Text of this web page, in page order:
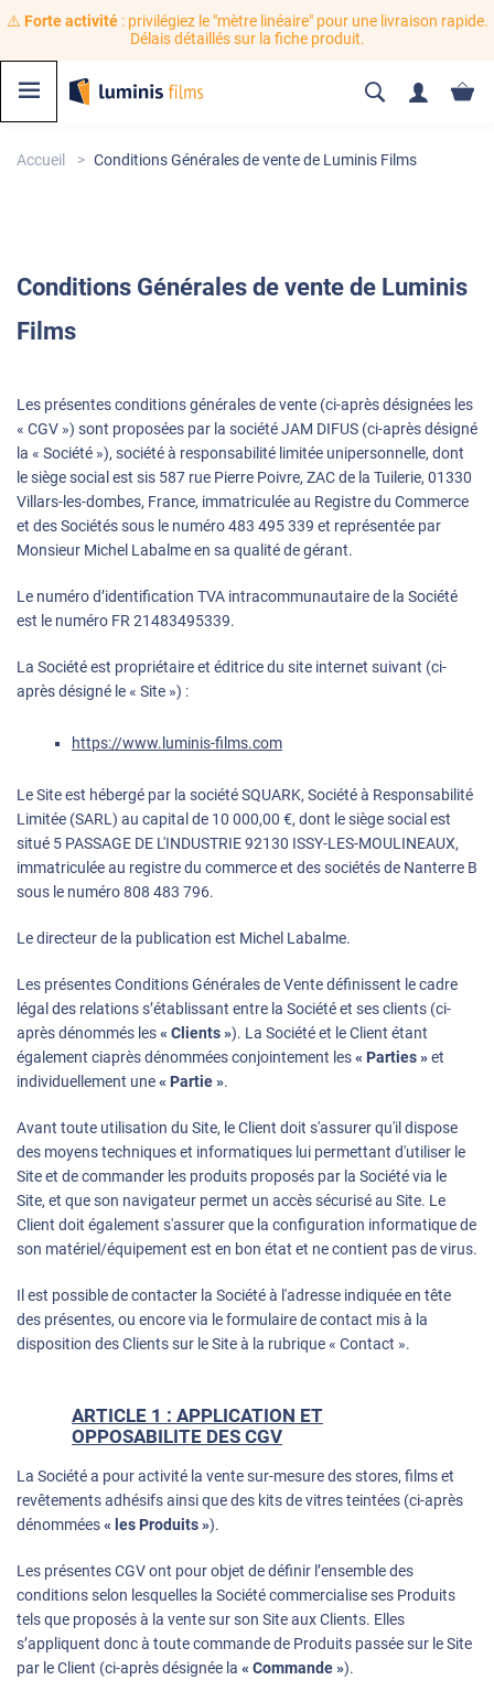
⚠️ Forte activité: privilégiez le "mètre linéaire" pour une livraison rapide.
Délais détaillés sur la fiche produit.
Accueil Conditions Générales de vente de Luminis Films
Conditions Générales de vente de Luminis
Films
Les présentes conditions générales de vente (ci-après désignées les
« CGV ») sont proposées par la société JAM DIFUS (ci-après désigné
la « Société »), société à responsabilité limitée unipersonnelle, dont
le siège social est sis 587 rue Pierre Poivre, ZAC de la Tuilerie, 01330
Villars-les-dombes, France, immatriculée au Registre du Commerce
et des Sociétés sous le numéro 483 495 339 et représentée par
Monsieur Michel Labalme en sa qualité de gérant.
Le numéro d’identification TVA intracommunautaire de la Société
est le numéro FR 21483495339.
La Société est propriétaire et éditrice du site internet suivant (ci-
après désigné le « Site ») :
https://www.luminis-films.com
Le Site est hébergé par la société SQUARK, Société à Responsabilité
Limitée (SARL) au capital de 10 000,00 €, dont le siège social est
situé 5 PASSAGE DE L'INDUSTRIE 92130 ISSY-LES-MOULINEAUX,
immatriculée au registre du commerce et des sociétés de Nanterre B
sous le numéro 808 483 796.
Le directeur de la publication est Michel Labalme.
Les présentes Conditions Générales de Vente définissent le cadre
légal des relations s’établissant entre la Société et ses clients (ci-
après dénommés les« Clients »). La Société et le Client étant
également ciaprès dénommées conjointement les« Parties »et
individuellement une« Partie ».
Avant toute utilisation du Site, le Client doit s'assurer qu'il dispose
des moyens techniques et informatiques lui permettant d'utiliser le
Site et de commander les produits proposés par la Société via le
Site, et que son navigateur permet un accès sécurisé au Site. Le
Client doit également s'assurer que la configuration informatique de
son matériel/équipement est en bon état et ne contient pas de virus.
Il est possible de contacter la Société à l'adresse indiquée en tête
des présentes, ou encore via le formulaire de contact mis à la
disposition des Clients sur le Site à la rubrique « Contact ».
ARTICLE 1 : APPLICATION ET
OPPOSABILITE DES CGV
La Société a pour activité la vente sur-mesure des stores, films et
revêtements adhésifs ainsi que des kits de vitres teintées (ci-après
dénommées« les Produits »).
Les présentes CGV ont pour objet de définir l’ensemble des
conditions selon lesquelles la Société commercialise ses Produits
tels que proposés à la vente sur son Site aux Clients. Elles
s’appliquent donc à toute commande de Produits passée sur le Site
par le Client (ci-après désignée la « Commande »).